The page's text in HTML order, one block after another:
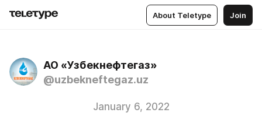
About Teletype Join
АО «Узбекнефтегаз»
@uzbekneftegaz.uz
January 6, 2022